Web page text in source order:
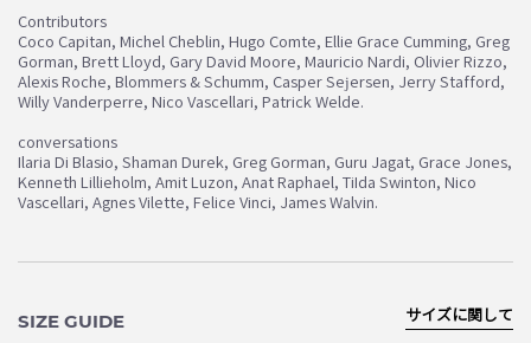
Contributors
Coco Capitan, Michel Cheblin, Hugo Comte, Ellie Grace Cumming, Greg
Gorman, Brett Lloyd, Gary David Moore, Mauricio Nardi, Olivier Rizzo,
Alexis Roche, Blommers & Schumm, Casper Sejersen, Jerry Stafford,
Willy Vanderperre, Nico Vascellari, Patrick Welde.
conversations
Ilaria Di Blasio, Shaman Durek, Greg Gorman, Guru Jagat, Grace Jones,
Kenneth Lillieholm, Amit Luzon, Anat Raphael, TiIda Swinton, Nico
Vascellari, Agnes Vilette, Felice Vinci, James Walvin.
SIZE GUIDE サイズに関して